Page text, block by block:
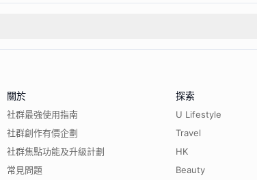
關於
社群最強使用指南
社群創作有價企劃
社群焦點功能及升級計劃
常見問題
探索
U Lifestyle
Travel
HK
Beauty